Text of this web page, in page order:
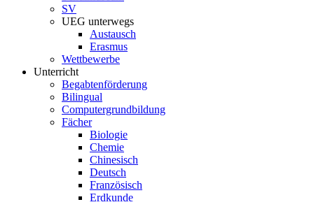
SV
UEG unterwegs
Austausch
Erasmus
Wettbewerbe
Unterricht
Begabtenförderung
Bilingual
Computergrundbildung
Fächer
Biologie
Chemie
Chinesisch
Deutsch
Französisch
Erdkunde